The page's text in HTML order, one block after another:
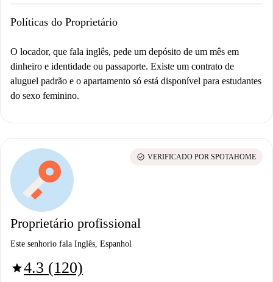
Políticas do Proprietário
O locador, que fala inglês, pede um depósito de um mês em
dinheiro e identidade ou passaporte. Existe um contrato de
aluguel padrão e o apartamento só está disponível para estudantes
do sexo feminino.
Proprietário profissional
Este senhorio fala Inglês, Espanhol
star4.3 (120)
check_circle VERIFICADO POR SPOTAHOME